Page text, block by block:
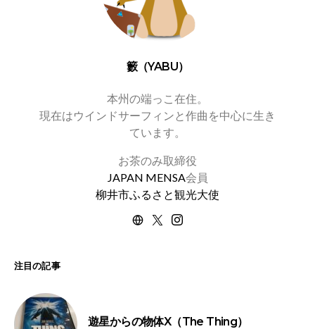
籔（YABU）
本州の端っこ在住。
現在はウインドサーフィンと作曲を中心に生き
ています。
お茶のみ取締役
JAPAN MENSA会員
柳井市ふるさと観光大使
注目の記事
遊星からの物体X（The Thing）